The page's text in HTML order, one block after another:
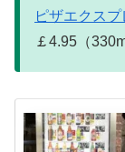
ピザエクスプ
￡4.95（